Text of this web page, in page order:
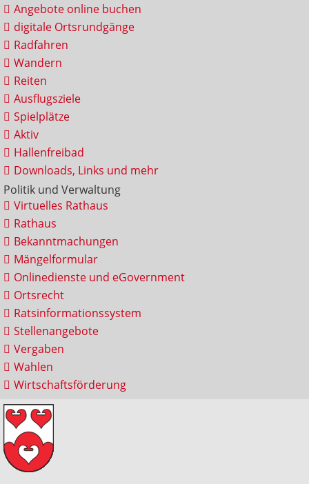
Angebote online buchen
digitale Ortsrundgänge
Radfahren
Wandern
Reiten
Ausflugsziele
Spielplätze
Aktiv
Hallenfreibad
Downloads, Links und mehr
Politik und Verwaltung
Virtuelles Rathaus
Rathaus
Bekanntmachungen
Mängelformular
Onlinedienste und eGovernment
Ortsrecht
Ratsinformationssystem
Stellenangebote
Vergaben
Wahlen
Wirtschaftsförderung